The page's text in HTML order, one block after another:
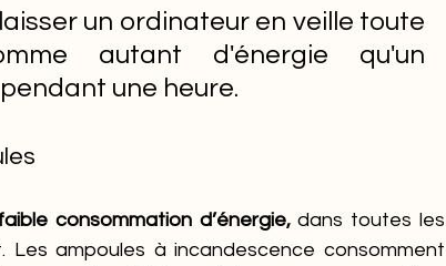
un ordinateur en veille toute
autant d'énergie qu'un
une heure.
consommation d’énergie, dans toutes les
ampoules à incandescence consomment